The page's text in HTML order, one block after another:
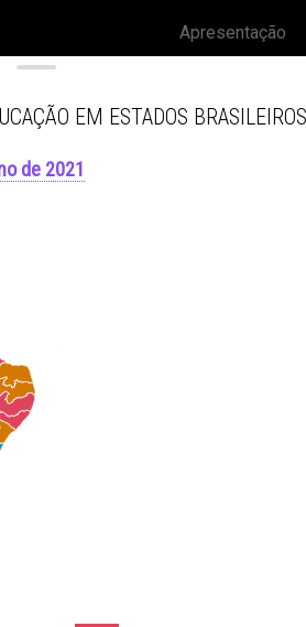
Apresentação
EM ESTADOS BRASILEIROS
de 2021